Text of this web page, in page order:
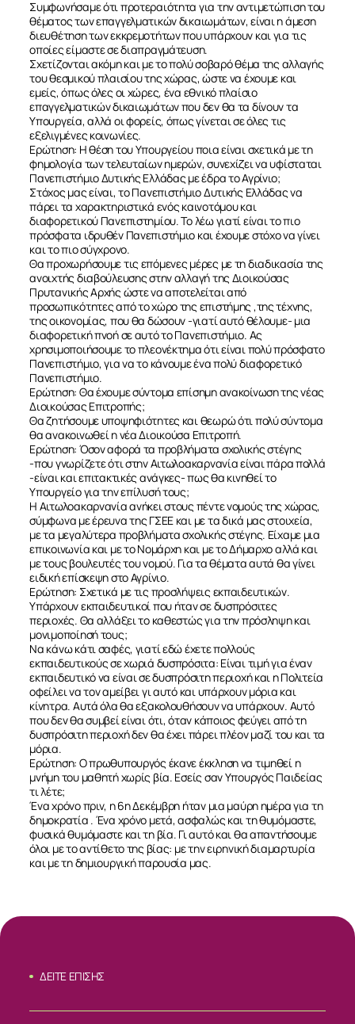
ΣΧΕΤΙΚΑ
ΝΕΑ
ΕΠΙΚΟΙΝΩΝΙΑ
Συμφωνήσαμε ότι προτεραιότητα για την αντιμετώπιση του
θέματος των επαγγελματικών δικαιωμάτων, είναι η άμεση
διευθέτηση των εκκρεμοτήτων που υπάρχουν και για τις
οποίες είμαστε σε διαπραγμάτευση.
Σχετίζονται ακόμη και με το πολύ σοβαρό θέμα της αλλαγής
του θεσμικού πλαισίου της χώρας, ώστε να έχουμε και
εμείς, όπως όλες οι χώρες, ένα εθνικό πλαίσιο
επαγγελματικών δικαιωμάτων που δεν θα τα δίνουν τα
Υπουργεία, αλλά οι φορείς, όπως γίνεται σε όλες τις
εξελιγμένες κοινωνίες.
Ερώτηση: Η θέση του Υπουργείου ποια είναι σχετικά με τη
φημολογία των τελευταίων ημερών, συνεχίζει να υφίσταται
Πανεπιστήμιο Δυτικής Ελλάδας με έδρα το Αγρίνιο;
Στόχος μας είναι, το Πανεπιστήμιο Δυτικής Ελλάδας να
πάρει τα χαρακτηριστικά ενός καινοτόμου και
διαφορετικού Πανεπιστημίου. Το λέω γιατί είναι το πιο
πρόσφατα ιδρυθέν Πανεπιστήμιο και έχουμε στόχο να γίνει
και το πιο σύγχρονο.
Θα προχωρήσουμε τις επόμενες μέρες με τη διαδικασία της
ανοιχτής διαβούλευσης στην αλλαγή της Διοικούσας
Πρυτανικής Αρχής ώστε να αποτελείται από
προσωπικότητες από το χώρο της επιστήμης ,της τέχνης,
της οικονομίας, που θα δώσουν -γιατί αυτό θέλουμε- μια
διαφορετική πνοή σε αυτό το Πανεπιστήμιο. Ας
χρησιμοποιήσουμε το πλεονέκτημα ότι είναι πολύ πρόσφατο
Πανεπιστήμιο, για να το κάνουμε ένα πολύ διαφορετικό
Πανεπιστήμιο.
Ερώτηση: Θα έχουμε σύντομα επίσημη ανακοίνωση της νέας
Διοικούσας Επιτροπής;
Θα ζητήσουμε υποψηφιότητες και θεωρώ ότι πολύ σύντομα
θα ανακοινωθεί η νέα Διοικούσα Επιτροπή.
Ερώτηση: Όσον αφορά τα προβλήματα σχολικής στέγης
-που γνωρίζετε ότι στην Αιτωλοακαρνανία είναι πάρα πολλά
-είναι και επιτακτικές ανάγκες- πως θα κινηθεί το
Υπουργείο για την επίλυσή τους;
Η Αιτωλοακαρνανία ανήκει στους πέντε νομούς της χώρας,
σύμφωνα με έρευνα της ΓΣΕΕ και με τα δικά μας στοιχεία,
με τα μεγαλύτερα προβλήματα σχολικής στέγης. Είχαμε μια
επικοινωνία και με το Νομάρχη και με το Δήμαρχο αλλά και
με τους βουλευτές του νομού. Για τα θέματα αυτά θα γίνει
ειδική επίσκεψη στο Αγρίνιο.
Ερώτηση: Σχετικά με τις προσλήψεις εκπαιδευτικών.
Υπάρχουν εκπαιδευτικοί που ήταν σε δυσπρόσιτες
περιοχές. Θα αλλάξει το καθεστώς για την πρόσληψη και
μονιμοποίησή τους;
Να κάνω κάτι σαφές, γιατί εδώ έχετε πολλούς
εκπαιδευτικούς σε χωριά δυσπρόσιτα: Είναι τιμή για έναν
εκπαιδευτικό να είναι σε δυσπρόσιτη περιοχή και η Πολιτεία
οφείλει να τον αμείβει γι αυτό και υπάρχουν μόρια και
κίνητρα. Αυτά όλα θα εξακολουθήσουν να υπάρχουν. Αυτό
που δεν θα συμβεί είναι ότι, όταν κάποιος φεύγει από τη
δυσπρόσιτη περιοχή δεν θα έχει πάρει πλέον μαζί του και τα
μόρια.
Ερώτηση: Ο πρωθυπουργός έκανε έκκληση να τιμηθεί η
μνήμη του μαθητή χωρίς βία. Εσείς σαν Υπουργός Παιδείας
τι λέτε;
Ένα χρόνο πριν, η 6η Δεκέμβρη ήταν μια μαύρη ημέρα για τη
δημοκρατία . Ένα χρόνο μετά, ασφαλώς και τη θυμόμαστε,
φυσικά θυμόμαστε και τη βία. Γι αυτό και θα απαντήσουμε
όλοι με το αντίθετο της βίας: με την ειρηνική διαμαρτυρία
και με τη δημιουργική παρουσία μας.
ΔΕΙΤΕ ΕΠΙΣΗΣ